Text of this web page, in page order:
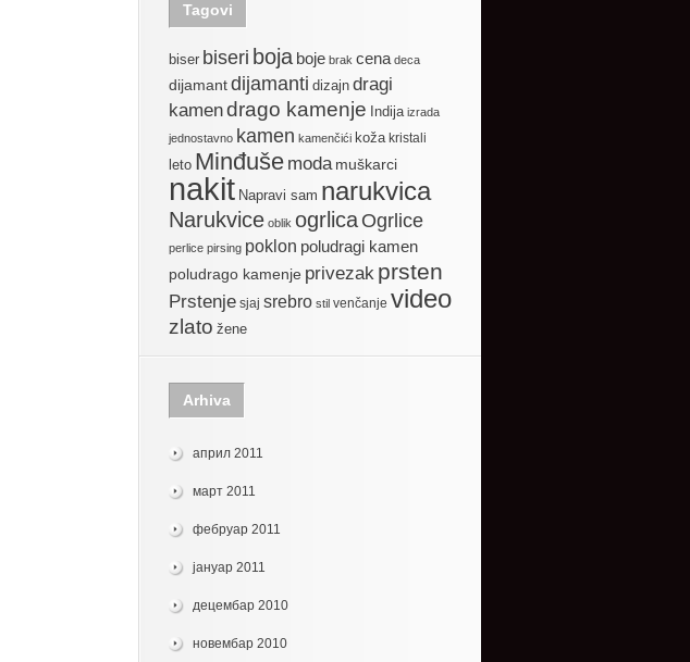
Tagovi
biser biseri boja boje brak cena deca
dijamantdijamanti dizajn dragi
kamendrago kamenje Indija izrada
jednostavno kamen kamenčići koža kristali
leto Minđuše moda muškarci
nakit Napravi sam narukvica
Narukvice oblik ogrlicaOgrlice
perlice pirsing poklon poludragi kamen
poludrago kamenje privezak prsten
Prstenje sjaj srebro stil venčanje video
zlato žene
Arhiva
април 2011
март 2011
фебруар 2011
јануар 2011
децембар 2010
новембар 2010